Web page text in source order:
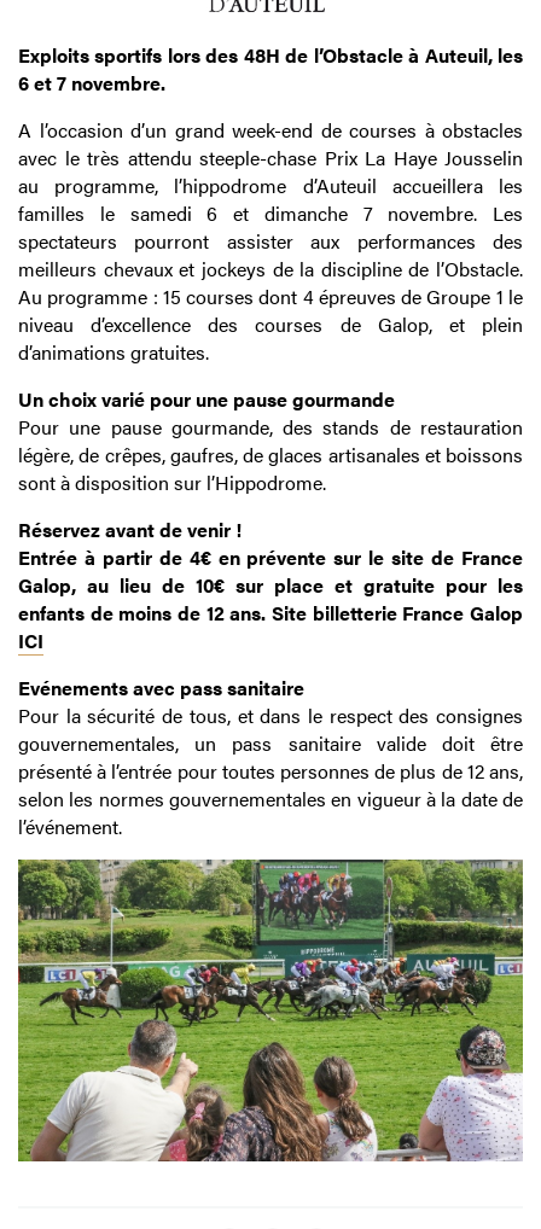
Exploits sportifs lors des 48H de l’Obstacle à Auteuil, les
6 et 7 novembre.
A l’occasion d’un grand week-end de courses à obstacles
avec le très attendu steeple-chase Prix La Haye Jousselin
au programme, l’hippodrome d’Auteuil accueillera les
familles le samedi 6 et dimanche 7 novembre. Les
spectateurs pourront assister aux performances des
meilleurs chevaux et jockeys de la discipline de l’Obstacle.
Au programme : 15 courses dont 4 épreuves de Groupe 1 le
niveau d’excellence des courses de Galop, et plein
d’animations gratuites.
Un choix varié pour une pause gourmande
Pour une pause gourmande, des stands de restauration
légère, de crêpes, gaufres, de glaces artisanales et boissons
sont à disposition sur l’Hippodrome.
Réservez avant de venir !
Entrée à partir de 4€ en prévente sur le site de France
Galop, au lieu de 10€ sur place et gratuite pour les
enfants de moins de 12 ans. Site billetterie France Galop
ICI
Evénements avec pass sanitaire
Pour la sécurité de tous, et dans le respect des consignes
gouvernementales, un pass sanitaire valide doit être
présenté à l’entrée pour toutes personnes de plus de 12 ans,
selon les normes gouvernementales en vigueur à la date de
l’événement.